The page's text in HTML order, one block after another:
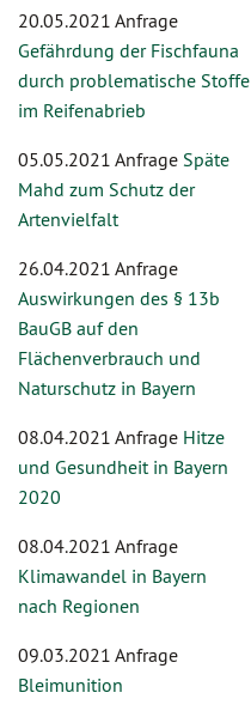
20.05.2021 Anfrage
Gefährdung der Fischfauna
durch problematische Stoffe
im Reifenabrieb
05.05.2021 Anfrage Späte
Mahd zum Schutz der
Artenvielfalt
26.04.2021 Anfrage
Auswirkungen des § 13b
BauGB auf den
Flächenverbrauch und
Naturschutz in Bayern
08.04.2021 Anfrage Hitze
und Gesundheit in Bayern
2020
08.04.2021 Anfrage
Klimawandel in Bayern
nach Regionen
09.03.2021 Anfrage
Bleimunition